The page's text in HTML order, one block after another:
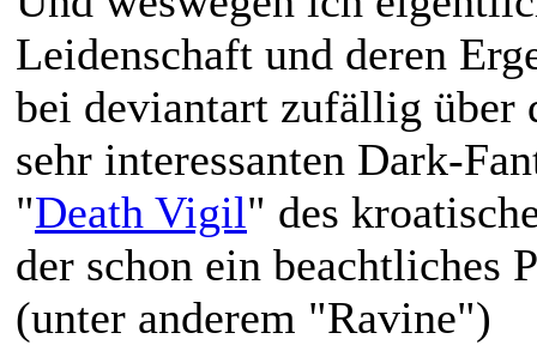
Leidenschaft und deren
bei deviantart zufällig über
sehr interessanten Dark-
"Death Vigil" des
der schon ein beachtliches
(unter anderem "Ravine")